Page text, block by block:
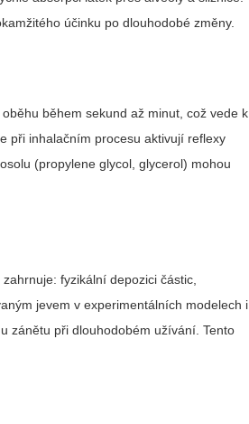
účinku po dlouhodobé změny.
během sekund až minut, což vede k
při inhalačním procesu aktivují reflexy
(propylene glycol, glycerol) mohou
fyzikální depozici částic,
jevem v experimentálních modelech i
zánětu při dlouhodobém užívání. Tento